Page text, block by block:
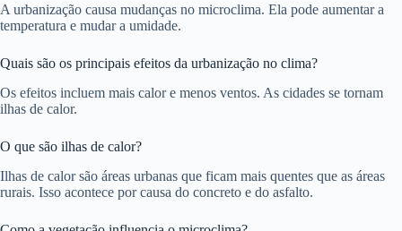
A urbanização causa mudanças no microclima. Ela pode aumentar a
temperatura e mudar a umidade.
Quais são os principais efeitos da urbanização no clima?
Os efeitos incluem mais calor e menos ventos. As cidades se tornam
ilhas de calor.
O que são ilhas de calor?
Ilhas de calor são áreas urbanas que ficam mais quentes que as áreas
rurais. Isso acontece por causa do concreto e do asfalto.